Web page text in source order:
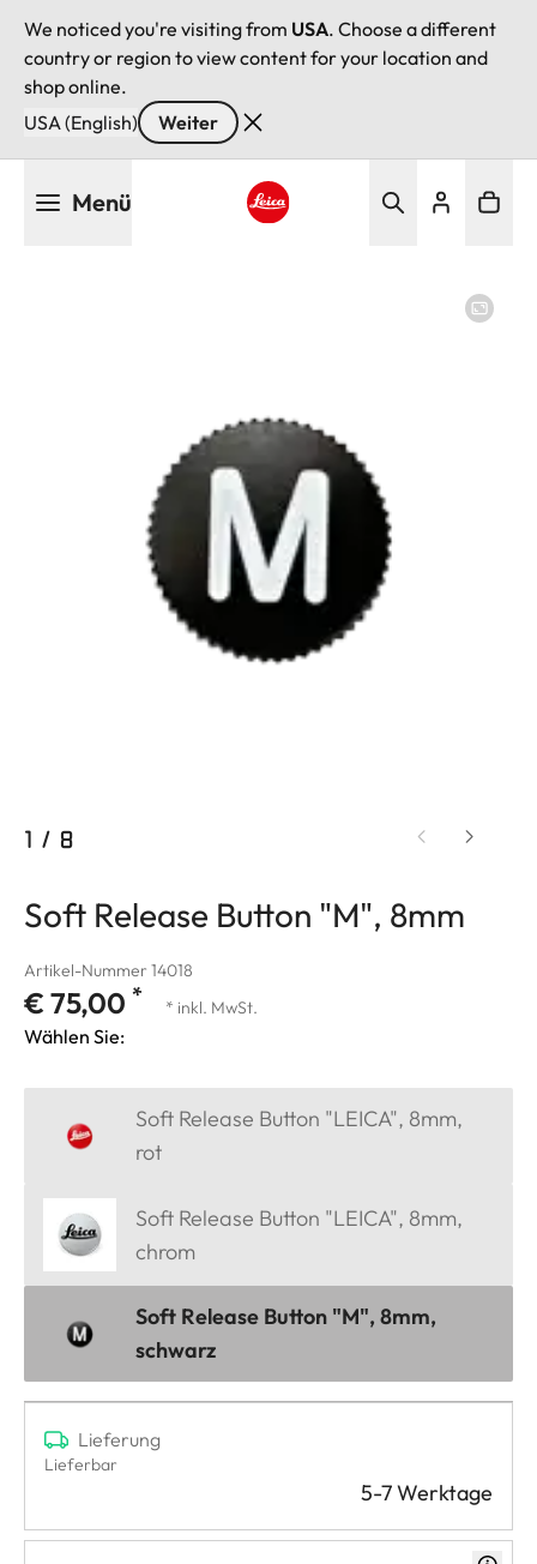
We noticed you're visiting from USA. Choose a different
country or region to view content for your location and
shop online.
USA (English)
Weiter
Menü
1 / 8
Soft Release Button "M", 8mm
Artikel-Nummer 14018
€ 75,00 * * inkl. MwSt.
Wählen Sie:
Soft Release Button "LEICA", 8mm,
rot
Soft Release Button "LEICA", 8mm,
chrom
Soft Release Button "M", 8mm,
schwarz
Lieferung
Lieferbar
5-7 Werktage